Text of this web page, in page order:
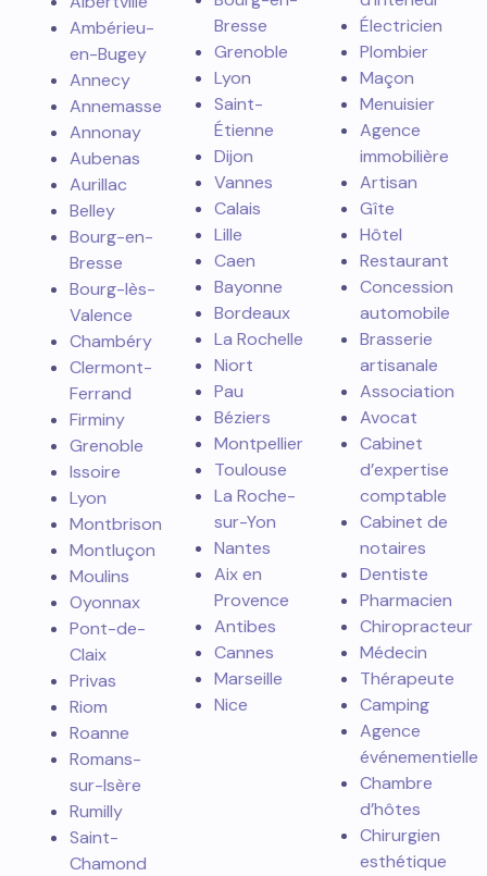
Ambérieu-
en-Bugey
Annecy
Annemasse
Annonay
Aubenas
Aurillac
Belley
Bourg-en-
Bresse
Bourg-lès-
Valence
Chambéry
Clermont-
Ferrand
Firminy
Grenoble
Issoire
Lyon
Montbrison
Montluçon
Moulins
Oyonnax
Pont-de-
Claix
Privas
Riom
Roanne
Romans-
sur-Isère
Rumilly
Saint-
Chamond
Bresse
Grenoble
Lyon
Saint-
Étienne
Dijon
Vannes
Calais
Lille
Caen
Bayonne
Bordeaux
La Rochelle
Niort
Pau
Béziers
Montpellier
Toulouse
La Roche-
sur-Yon
Nantes
Aix en
Provence
Antibes
Cannes
Marseille
Nice
Électricien
Plombier
Maçon
Menuisier
Agence
immobilière
Artisan
Gîte
Hôtel
Restaurant
Concession
automobile
Brasserie
artisanale
Association
Avocat
Cabinet
d’expertise
comptable
Cabinet de
notaires
Dentiste
Pharmacien
Chiropracteur
Médecin
Thérapeute
Camping
Agence
événementielle
Chambre
d’hôtes
Chirurgien
esthétique